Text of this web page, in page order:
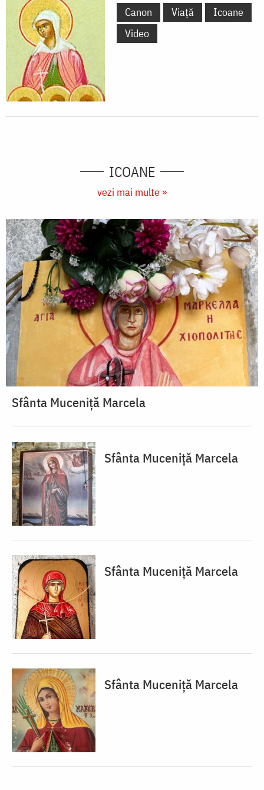
Canon Viață
Icoane
Video
ICOANE
vezi mai multe »
Sfânta Muceniță Marcela
Sfânta Muceniță Marcela
Sfânta Muceniță Marcela
Sfânta Muceniță Marcela